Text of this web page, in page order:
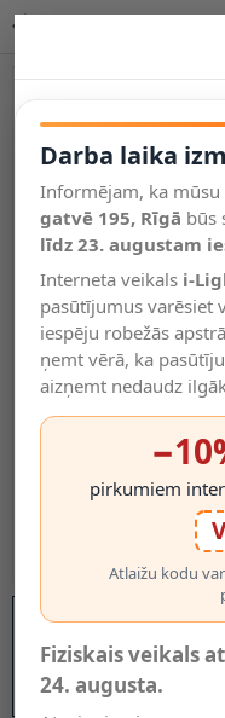
Salīdzināt
Vēlmju
saraksts
Darba laika
Informējam, ka mūsu
gatvē 195, Rīgā būs
līdz 23. augustam
Interneta veikals i-
pasūtījumus varēsiet
iespēju robežās
ņemt vērā, ka
aizņemt nedaudz
pirkumiem
Atlaižu kodu
Fiziskais veikals
24. augusta.